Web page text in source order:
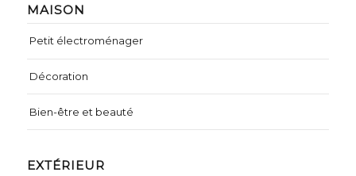
MAISON
Petit électroménager
Décoration
Bien-être et beauté
EXTÉRIEUR